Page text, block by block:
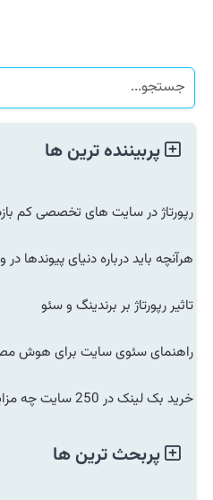
پربیننده ترین ها
رپورتاژ در سایت های تخصصی کم
هرآنچه باید درباره دنیای پیوندها در
تاثیر رپورتاژ بر برندینگ و سئو
راهنمای سئوی سایت برای هوش
خرید بک لینک در 250 سایت چه مزایایی دارد؟
پربحث ترین ها